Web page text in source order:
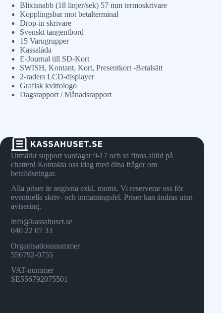
Blixtsnabb (18 linjer/sek) 57 mm termoskrivare
Kopplingsbar mot betalterminal
Drop-in skrivare
Svenskt tangentbord
15 Varugrupper
Kassalåda
E-Journal till SD-Kort
SWISH, Kontant, Kort, Presentkort -Betalsätt
2-raders LCD-displayer
Grafisk kvittologo
Dagsrapport / Månadsrapport
Utmärkt support vardagar 9-17 och vi finns alltid på
chatten! Kontakta oss idag med dina frågor om
betallösningar.
Alla priser är angivna exkl. moms. Vi reserverar oss för
eventuella skriv- och inmatningsfel. Priser kan ändras utan
avisering.
info@kassahuset.se
040 22 07 33
Organisationsnummer
556792-0755
VAT-nummer
SE556792075501